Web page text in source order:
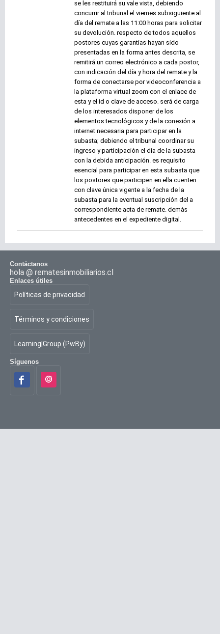
se les restituirá su vale vista, debiendo
concurrir al tribunal el viernes subsiguiente al
día del remate a las 11:00 horas para solicitar
su devolución. respecto de todos aquellos
postores cuyas garantías hayan sido
presentadas en la forma antes descrita, se
remitirá un correo electrónico a cada postor,
con indicación del día y hora del remate y la
forma de conectarse por videoconferencia a
la plataforma virtual zoom con el enlace de
esta y el id o clave de acceso. será de carga
de los interesados disponer de los
elementos tecnológicos y de la conexión a
internet necesaria para participar en la
subasta; debiendo el tribunal coordinar su
ingreso y participación el día de la subasta
con la debida anticipación. es requisito
esencial para participar en esta subasta que
los postores que participen en ella cuenten
con clave única vigente a la fecha de la
subasta para la eventual suscripción del a
correspondiente acta de remate. demás
antecedentes en el expediente digital.
Contáctanos
hola @ rematesinmobiliarios.cl
Enlaces útiles
Políticas de privacidad
Términos y condiciones
Learning|Group (PwBy)
Síguenos